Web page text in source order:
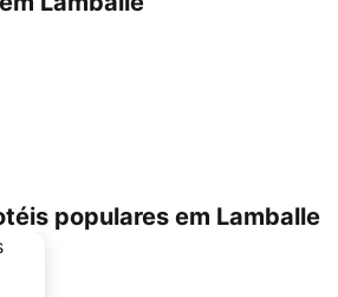
populares em Lamballe